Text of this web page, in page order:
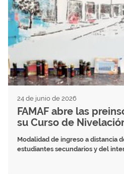
24 de junio de 2026
FAMAF abre las
su Curso de
Modalidad de ingreso a distancia
estudiantes secundarios y del